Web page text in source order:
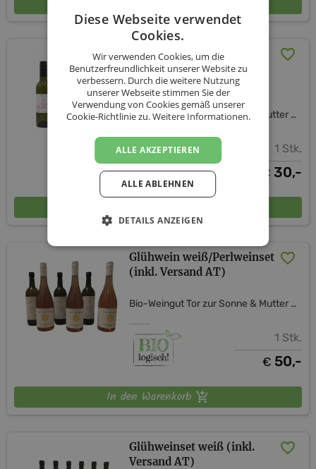
Das Weinset für uns zwei-
für besondere Tage inkl.
Versand
Bio-Weingut Tor zur Sonne & Mutter Erde Shop
1 Stk.
€ 30,-
Glühwein weiß/Perlweinset
(inkl. Versand AT)
Bio-Weingut Tor zur Sonne & Mutter Erde Shop
1 Stk.
€ 50,-
In den Warenkorb
Glühweinset weiß (inkl.
Versand AT)
Diese Webseite verwendet
Cookies.
Wir verwenden Cookies, um die
Benutzerfreundlichkeit unserer Website zu
verbessern. Durch die weitere Nutzung
unserer Webseite stimmen Sie der
Verwendung von Cookies gemäß unserer
Cookie-Richtlinie zu.Weitere Informationen.
ALLE AKZEPTIEREN
ALLE ABLEHNEN
DETAILS ANZEIGEN